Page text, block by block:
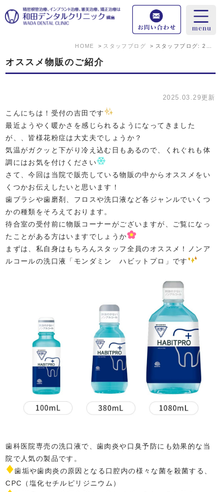
HOME スタッフブログ
オススメ物販のご紹介
2025.03.29更新
こんにちは！受付の吉田です
最近ようやく暖かさを感じられるようになってきました
が、、皆様花粉症は大丈夫でしょうか？
気温がガクッと下がり冷え込む日もあるので、くれぐれも体
調にはお気を付けください
さて、今回は当院で販売している物販の中からオススメをい
くつかお伝えしたいと思います！
歯ブラシや歯磨剤、フロスや洗口液など各ジャンルでいくつ
かの種類をそろえております。
待合室の受付前に物販コーナーがございますが、ご覧になっ
たことがある方はいますでしょうか
まずは、私自身はもちろんスタッフ全員のオススメ！ノンア
ルコールの洗口液「モンダミン ハビットプロ」です
歯科医院専売の洗口液で、歯肉炎や口臭予防にも効果的な当
院で人気の製品です。
歯垢や歯肉炎の原因となる口腔内の様々な菌を殺菌する、
CPC（塩化セチルピリジニウム）